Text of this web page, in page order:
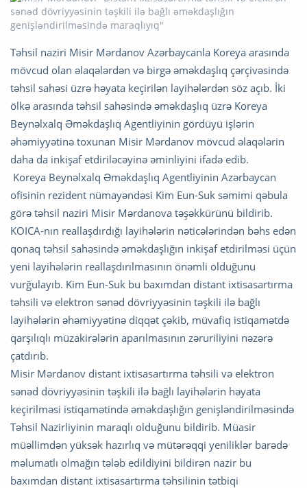
Təhsil naziri Misir Mərdanov Azərbaycanla Koreya arasında
mövcud olan əlaqələrdən və birgə əməkdaşlıq çərçivəsində
təhsil sahəsi üzrə həyata keçirilən layihələrdən söz açıb. İki
ölkə arasında təhsil sahəsində əməkdaşlıq üzrə Koreya
Beynəlxalq Əməkdaşlıq Agentliyinin gördüyü işlərin
əhəmiyyətinə toxunan Misir Mərdanov mövcud əlaqələrin
daha da inkişaf etdiriləcəyinə əminliyini ifadə edib.
Koreya Beynəlxalq Əməkdaşlıq Agentliyinin Azərbaycan
ofisinin rezident nümayəndəsi Kim Eun-Suk səmimi qəbula
görə təhsil naziri Misir Mərdanova təşəkkürünü bildirib.
KOICA-nın reallaşdırdığı layihələrin nəticələrindən bəhs edən
qonaq təhsil sahəsində əməkdaşlığın inkişaf etdirilməsi üçün
yeni layihələrin reallaşdırılmasının önəmli olduğunu
vurğulayıb. Kim Eun-Suk bu baxımdan distant ixtisasartırma
təhsili və elektron sənəd dövriyyəsinin təşkili ilə bağlı
layihələrin əhəmiyyətinə diqqət çəkib, müvafiq istiqamətdə
qarşılıqlı müzakirələrin aparılmasının zəruriliyini nəzərə
çatdırıb.
Misir Mərdanov distant ixtisasartırma təhsili və elektron
sənəd dövriyyəsinin təşkili ilə bağlı layihələrin həyata
keçirilməsi istiqamətində əməkdaşlığın genişləndirilməsində
Təhsil Nazirliyinin maraqlı olduğunu bildirib. Müasir
müəllimdən yüksək hazırlıq və mütərəqqi yeniliklər barədə
məlumatlı olmağın tələb edildiyini bildirən nazir bu
baxımdan distant ixtisasartırma təhsilinin tətbiqi